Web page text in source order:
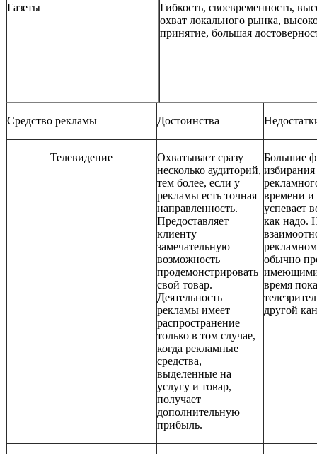
Газеты
Гибкость, своевременность,
охват локального рынка,
принятие, большая
Средство рекламы Достоинства
Телевидение
Охватывает сразу
несколько аудиторий,
тем более, если у
рекламы есть точная
направленность.
Предоставляет
клиенту
замечательную
возможность
продемонстрировать
свой товар.
Деятельность
рекламы имеет
распространение
только в том случае,
когда рекламные
средства,
выделенные на
услугу и товар,
получает
дополнительную
прибыль.
Большие
времени и
успевает
как надо.
обычно
имеющими
время
другой